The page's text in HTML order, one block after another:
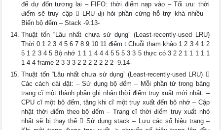
để dự đốn tương lai – FIFO: thời điểm nạp vào – Tối ưu: thời
điểm sẽ truy cập  LRU địi hỏi phần cứng hỗ trợ khá nhiều –
Biến bộ đếm – Stack -9.13-
Thuật tốn “Lâu nhất chưa sử dụng” (Least-recently-used LRU)
Thời 0 1 2 3 4 5 6 7 8 9 10 11 điểm t Chuỗi tham khảo 1 2 3 4 1 2
5 1 2 3 4 5 Bộ nhớ 1 1 1 4 4 4 5 5 5 3 3 5 thực có 3 2 2 1 1 1 1 1
1 4 4 frame 2 3 3 3 2 2 2 2 2 2 2 -9.14-
Thuật tốn “Lâu nhất chưa sử dụng” (Least-recently-used LRU) 
Các cách cài đặt: – Sử dụng bộ đếm – Mỗi phần tử trong bảng
trang cĩ một thành phần ghi nhận thời điểm truy xuất mới nhất. –
CPU cĩ một bộ đếm, tăng khi cĩ một truy xuất đến bộ nhớ – Cập
nhật thời điểm theo bộ đếm – Trang cĩ thời điểm truy xuất nhỏ
nhất sẽ bị thay thế  Sử dụng stack – Lưu các số hiệu trang –